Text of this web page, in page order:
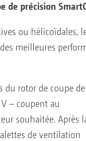
de précision
ou hélicoïdales,
meilleures
du rotor de coupe de
– coupent au
souhaitée. Après
de ventilation